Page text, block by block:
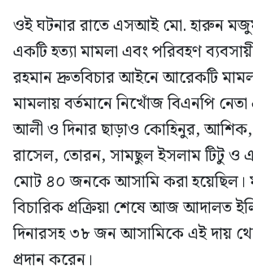
ওই ঘটনার রাতে এসআই মো. হারুন
একটি হত্যা মামলা এবং পরিবহণ
রহমান দ্রুতবিচার আইনে আরেকটি
মামলায় বর্তমানে নিখোঁজ বিএনপি
আলী ও দিনার ছাড়াও কোহিনুর,
রাসেল, তোরন, সামছুল ইসলাম টিটু ও
মোট ৪০ জনকে আসামি করা হয়েছিল।
বিচারিক প্রক্রিয়া শেষে আজ আদালত
দিনারসহ ৩৮ জন আসামিকে এই দায়
প্রদান করেন।